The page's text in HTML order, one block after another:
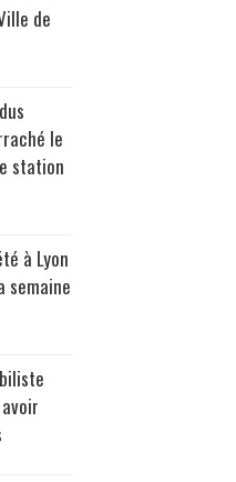
de
le
station
à Lyon
semaine